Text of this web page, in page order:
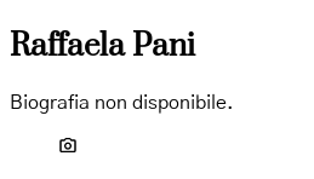
Raffaela Pani
Biografia non disponibile.